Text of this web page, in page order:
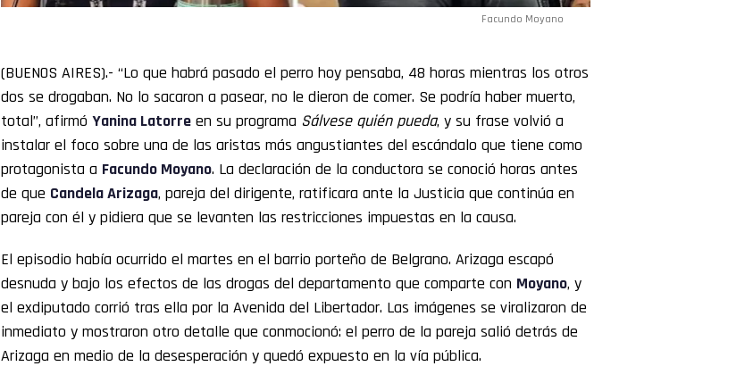
Facundo Moyano
(BUENOS AIRES).- “Lo que habrá pasado el perro hoy pensaba, 48 horas mientras los otros
dos se drogaban. No lo sacaron a pasear, no le dieron de comer. Se podría haber muerto,
total”, afirmó Yanina Latorre en su programa Sálvese quién pueda, y su frase volvió a
instalar el foco sobre una de las aristas más angustiantes del escándalo que tiene como
protagonista a Facundo Moyano. La declaración de la conductora se conoció horas antes
de que Candela Arizaga, pareja del dirigente, ratificara ante la Justicia que continúa en
pareja con él y pidiera que se levanten las restricciones impuestas en la causa.
El episodio había ocurrido el martes en el barrio porteño de Belgrano. Arizaga escapó
desnuda y bajo los efectos de las drogas del departamento que comparte con Moyano, y
el exdiputado corrió tras ella por la Avenida del Libertador. Las imágenes se viralizaron de
inmediato y mostraron otro detalle que conmocionó: el perro de la pareja salió detrás de
Arizaga en medio de la desesperación y quedó expuesto en la vía pública.